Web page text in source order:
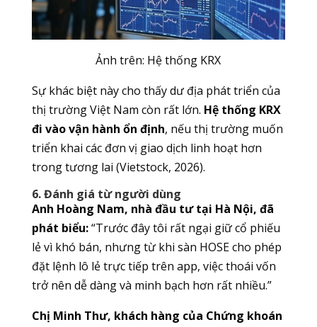
Ảnh trên: Hệ thống KRX
Sự khác biệt này cho thấy dư địa phát triển của
thị trường Việt Nam còn rất lớn. Hệ thống KRX
đi vào vận hành ổn định, nếu thị trường muốn
triển khai các đơn vị giao dịch linh hoạt hơn
trong tương lai (Vietstock, 2026).
6. Đánh giá từ người dùng
Anh Hoàng Nam, nhà đầu tư tại Hà Nội, đã
phát biểu:“Trước đây tôi rất ngại giữ cổ phiếu
lẻ vì khó bán, nhưng từ khi sàn HOSE cho phép
đặt lệnh lô lẻ trực tiếp trên app, việc thoái vốn
trở nên dễ dàng và minh bạch hơn rất nhiều.”
Chị Minh Thư, khách hàng của Chứng khoán